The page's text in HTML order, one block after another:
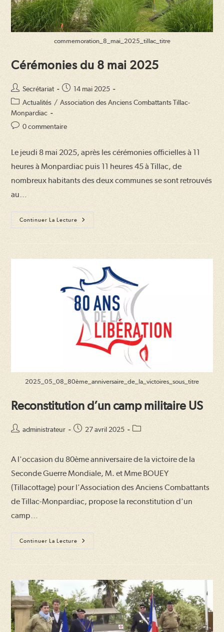
commemoration_8_mai_2025_tillac_titre
Cérémonies du 8 mai 2025
Auteur/autrice
de
la
publication :
Secrétariat
Publication
publiée :
14 mai 2025
Post
category:
Actualités / Association des Anciens Combattants Tillac-
Monpardiac
Commentaires
publication :
0 commentaire
Le jeudi 8 mai 2025, après les cérémonies officielles à 11
heures à Monpardiac puis 11 heures 45 à Tillac, de
nombreux habitants des deux communes se sont retrouvés
au…
Continuer La Lecture
Cérémonies
Du
2025_05_08_80ème_anniversaire_de_la_victoires_sous_titre
Reconstitution d’un camp militaire US
Auteur/autrice
publication :
administrateur
Publication
27 avril 2025
Post
A l'occasion du 80ème anniversaire de la victoire de la
Seconde Guerre Mondiale, M. et Mme BOUEY
(Tillacottage) pour l'Association des Anciens Combattants
de Tillac-Monpardiac, propose la reconstitution d'un
camp…
Continuer La Lecture
Reconstitution
D’un